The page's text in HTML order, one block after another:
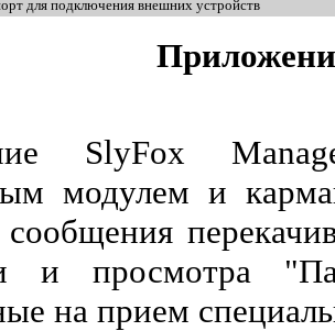
для подключения внешних устройств
SlyFox
модулем и
и просмотра
на прием